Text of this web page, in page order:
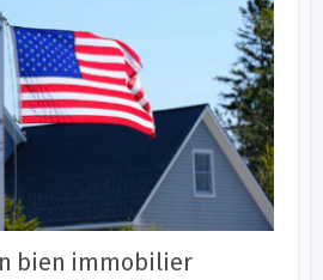
bien immobilier